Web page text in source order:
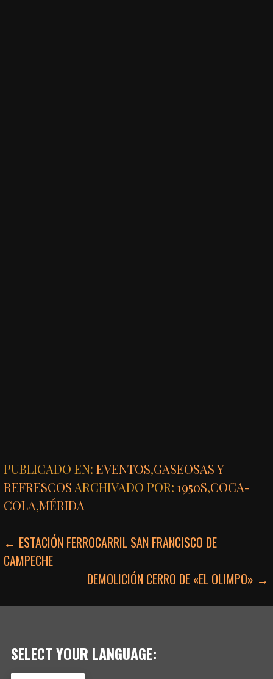
PUBLICADO EN:EVENTOS,GASEOSAS Y
REFRESCOS ARCHIVADO POR:1950S,COCA-
COLA,MÉRIDA
NAVEGACIÓN
DE
← ESTACIÓN FERROCARRIL SAN FRANCISCO DE
CAMPECHE
DEMOLICIÓN CERRO DE «EL OLIMPO» →
SELECT YOUR LANGUAGE: